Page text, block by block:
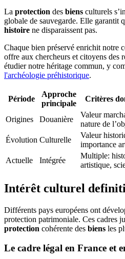
La protection des biens culturels
globale de sauvegarde. Elle garantit
histoire ne disparaissent pas.
Chaque bien préservé enrichit notre
offre aux chercheurs et citoyens des
étudier notre héritage commun, y
l'archéologie préhistorique.
Période
Approche
principale
Critères
Origines Douanière
Valeur
nature de
Évolution Culturelle
Valeur
importance
Actuelle
Intégrée
Multiple:
artistique,
Intérêt culturel
Différents pays européens ont
protection patrimoniale. Ces cadres
protection cohérente des biens les
Le cadre légal en France et